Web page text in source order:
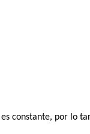
constante, por lo